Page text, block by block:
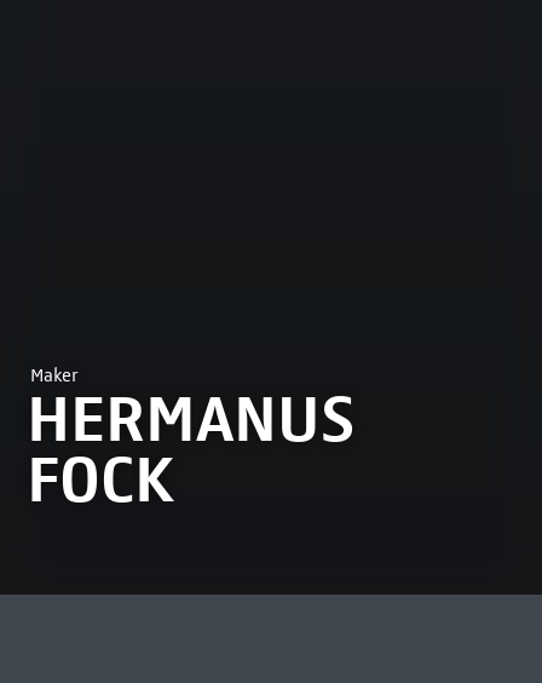
Maker
HERMANUS
FOCK